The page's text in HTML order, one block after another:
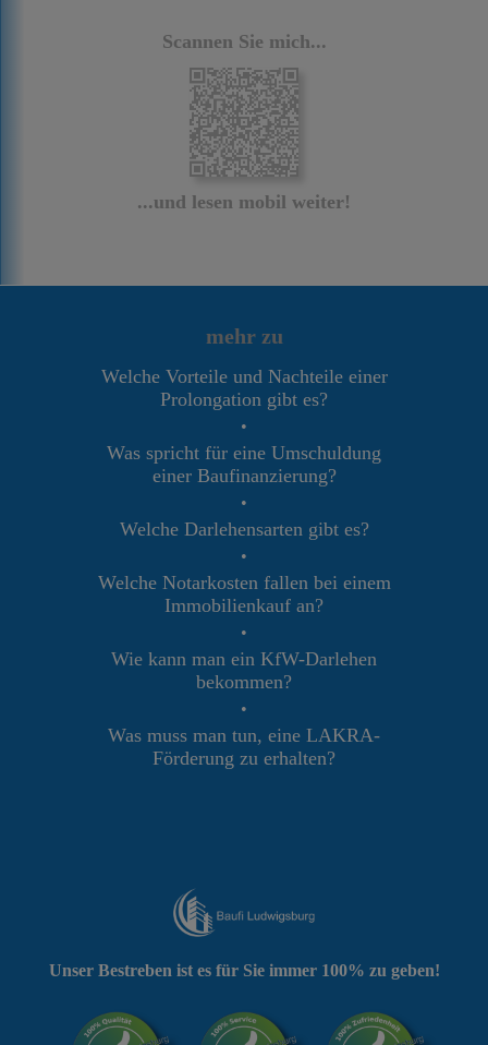
Scannen Sie mich...
...und lesen mobil weiter!
mehr zu
Welche Vorteile und Nachteile einer
Prolongation gibt es?
•
Was spricht für eine Umschuldung
einer Baufinanzierung?
•
Welche Darlehensarten gibt es?
•
Welche Notarkosten fallen bei einem
Immobilienkauf an?
•
Wie kann man ein KfW-Darlehen
bekommen?
•
Was muss man tun, eine LAKRA-
Förderung zu erhalten?
Unser Bestreben ist es für Sie immer 100% zu geben!